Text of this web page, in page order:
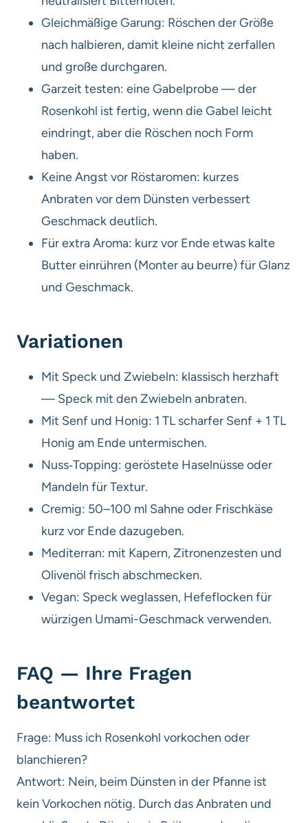
Gleichmäßige Garung: Röschen der Größe
nach halbieren, damit kleine nicht zerfallen
und große durchgaren.
Garzeit testen: eine Gabelprobe — der
Rosenkohl ist fertig, wenn die Gabel leicht
eindringt, aber die Röschen noch Form
haben.
Keine Angst vor Röstaromen: kurzes
Anbraten vor dem Dünsten verbessert
Geschmack deutlich.
Für extra Aroma: kurz vor Ende etwas kalte
Butter einrühren (Monter au beurre) für Glanz
und Geschmack.
Variationen
Mit Speck und Zwiebeln: klassisch herzhaft
— Speck mit den Zwiebeln anbraten.
Mit Senf und Honig: 1 TL scharfer Senf + 1 TL
Honig am Ende untermischen.
Nuss‑Topping: geröstete Haselnüsse oder
Mandeln für Textur.
Cremig: 50–100 ml Sahne oder Frischkäse
kurz vor Ende dazugeben.
Mediterran: mit Kapern, Zitronenzesten und
Olivenöl frisch abschmecken.
Vegan: Speck weglassen, Hefeflocken für
würzigen Umami-Geschmack verwenden.
FAQ — Ihre Fragen
beantwortet
Frage: Muss ich Rosenkohl vorkochen oder
blanchieren?
Antwort: Nein, beim Dünsten in der Pfanne ist
kein Vorkochen nötig. Durch das Anbraten und